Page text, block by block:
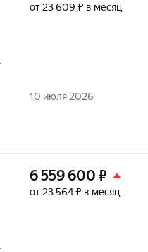
от 23 609 ₽ в месяц
10 июля 2026
6 559 600 ₽
от 23 564 ₽ в месяц